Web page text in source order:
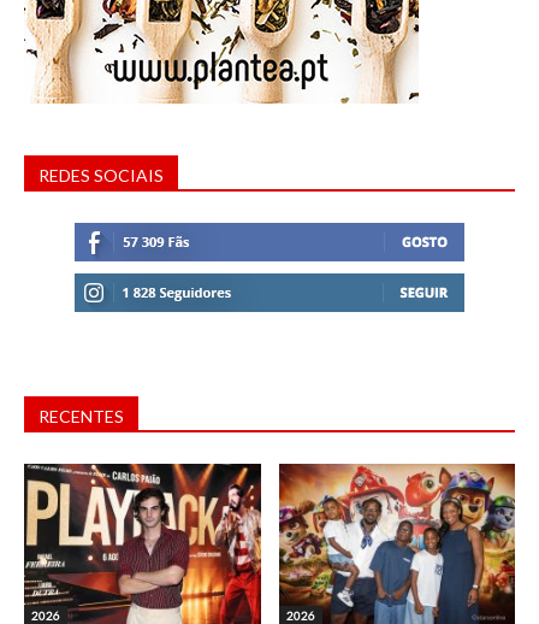
REDES SOCIAIS
RECENTES
2026 2026